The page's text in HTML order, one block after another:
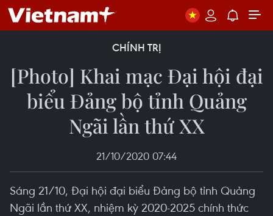
CHÍNH TRỊ
[Photo] Khai mạc Đại hội đại
biểu Đảng bộ tỉnh Quảng
Ngãi lần thứ XX
21/10/2020 07:44
Sáng 21/10, Đại hội đại biểu Đảng bộ tỉnh Quảng
Ngãi lần thứ XX, nhiệm kỳ 2020-2025 chính thức